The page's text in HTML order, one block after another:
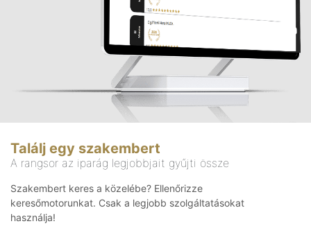
Találj egy szakembert
A rangsor az iparág legjobbjait gyűjti össze
Szakembert keres a közelébe? Ellenőrizze
keresőmotorunkat. Csak a legjobb szolgáltatásokat
használja!